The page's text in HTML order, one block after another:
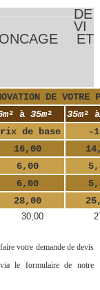
DE
VI
ET
DE VOTRE
² à 35m² 35m² à
de base
-
16,00
6,00
6,00
28,00
votre demande de devis
le formulaire de notre